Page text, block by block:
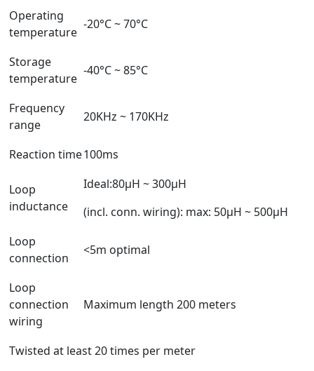
Operating
temperature
-20°C ~ 70°C
Storage
temperature
-40°C ~ 85°C
Frequency
range
20KHz ~ 170KHz
Reaction time100ms
Loop
inductance
Ideal:80μH ~ 300μH
(incl. conn. wiring): max: 50μH ~ 500μH
Loop
connection
<5m optimal
Loop
connection
wiring
Maximum length 200 meters
Twisted at least 20 times per meter